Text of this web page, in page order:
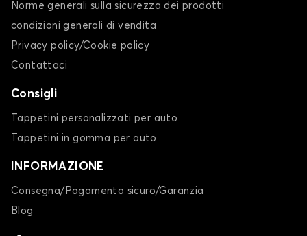
Norme generali sulla sicurezza dei prodotti
condizioni generali di vendita
Privacy policy/Cookie policy
Contattaci
Consigli
Tappetini personalizzati per auto
Tappetini in gomma per auto
INFORMAZIONE
Consegna/Pagamento sicuro/Garanzia
Blog